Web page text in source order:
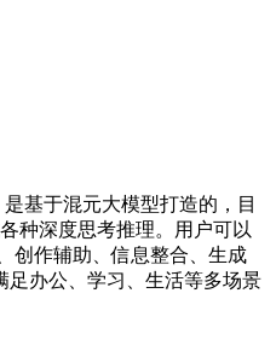
基于混元大模型打造的，目
种深度思考推理。用户可以
创作辅助、信息整合、生成
足办公、学习、生活等多场景